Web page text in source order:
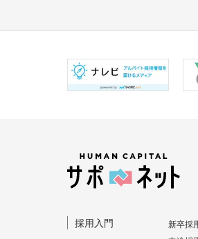
採⽤⼊⾨
新卒採